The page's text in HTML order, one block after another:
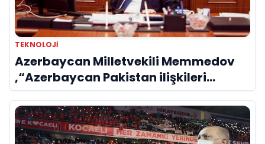
TEKNOLOJİ
Azerbaycan Milletvekili Memmedov
,“Azerbaycan Pakistan ilişkileri
samimi ve sağlam temellere
dayanmaktadır”